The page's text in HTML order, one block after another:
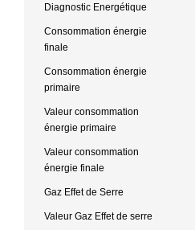
Diagnostic Energétique
Consommation énergie
finale
Consommation énergie
primaire
Valeur consommation
énergie primaire
Valeur consommation
énergie finale
Gaz Effet de Serre
Valeur Gaz Effet de serre